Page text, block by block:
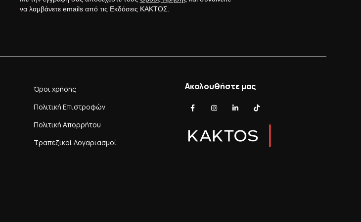
να λαμβάνετε emails από τις Εκδόσεις ΚΑΚΤΟΣ.
Όροι χρήσης
Πολιτική Επιστροφών
Πολιτική Απορρήτου
Τραπεζικοί Λογαριασμοί
Ακολουθήστε μας